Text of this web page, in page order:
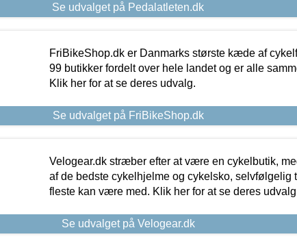
Se udvalget på Pedalatleten.dk
FriBikeShop.dk er Danmarks største kæde af
99 butikker fordelt over hele landet og er alle
Klik her for at se deres udvalg.
Se udvalget på FriBikeShop.dk
Velogear.dk stræber efter at være en cykelbutik,
af de bedste cykelhjelme og cykelsko, selvfølgelig
fleste kan være med. Klik her for at se deres
Se udvalget på Velogear.dk